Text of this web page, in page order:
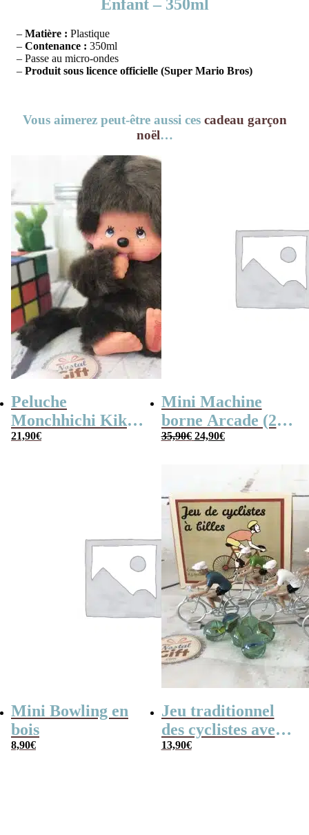
Enfant – 350ml
– Matière : Plastique
– Contenance : 350ml
– Passe au micro-ondes
– Produit sous licence officielle (Super Mario Bros)
Vous aimerez peut-être aussi ces cadeau garçon
noël…
Peluche
Monchhichi Kiki
l’original (20 cm)
21,90€
Mini Machine
borne Arcade (240
jeux)
35,90€ Le
prix
24,90€Le
prix
Mini Bowling en
bois
8,90€
Jeu traditionnel
des cyclistes avec
billes – billes et
13,90€